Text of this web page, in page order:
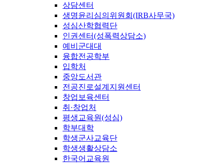
상담센터
생명윤리심의위원회(IRB사무국)
성심산학협력단
인권센터(성폭력상담소)
예비군대대
융합전공학부
입학처
중앙도서관
전공진로설계지원센터
창업보육센터
취·창업처
평생교육원(성심)
학부대학
학생군사교육단
학생생활상담소
한국어교육원